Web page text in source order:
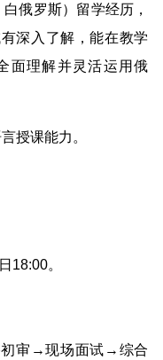
俄罗斯）留学经历，
深入了解，能在教学
面理解并灵活运用俄
授课能力。
18:00。
初审→现场面试→综合